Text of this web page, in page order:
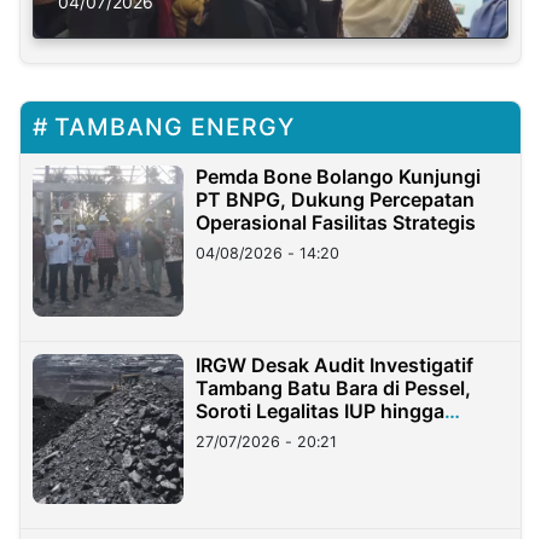
TAMBANG ENERGY
Pemda Bone Bolango Kunjungi
PT BNPG, Dukung Percepatan
Operasional Fasilitas Strategis
04/08/2026 - 14:20
IRGW Desak Audit Investigatif
Tambang Batu Bara di Pessel,
Soroti Legalitas IUP hingga
Stockpile
27/07/2026 - 20:21